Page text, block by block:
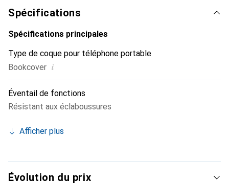
choix fiable pour une clientèle exigeante.
Spécifications
Spécifications principales
Type de coque pour téléphone portable
Bookcover i
Éventail de fonctions
Résistant aux éclaboussures
Afficher plus
Évolution du prix